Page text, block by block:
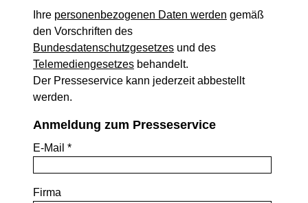
Ihre personenbezogenen Daten werden gemäß
den Vorschriften des
Bundesdatenschutzgesetzes und des
Telemediengesetzes behandelt.
Der Presseservice kann jederzeit abbestellt
werden.
Anmeldung zum Presseservice
E-Mail *
Firma